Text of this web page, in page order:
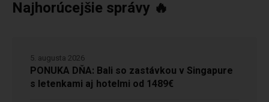
Najhorúcejšie správy 🔥
PONUKA DŇA: Bali so zastávkou v Singapure
s letenkami aj hotelmi od 1489€
5. augusta 2026